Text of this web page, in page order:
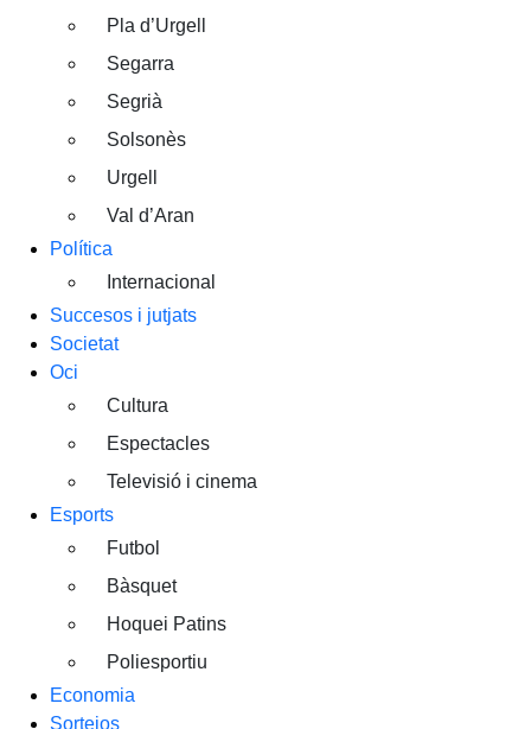
Pla d’Urgell
Segarra
Segrià
Solsonès
Urgell
Val d’Aran
Política
Internacional
Succesos i jutjats
Societat
Oci
Cultura
Espectacles
Televisió i cinema
Esports
Futbol
Bàsquet
Hoquei Patins
Poliesportiu
Economia
Sortejos